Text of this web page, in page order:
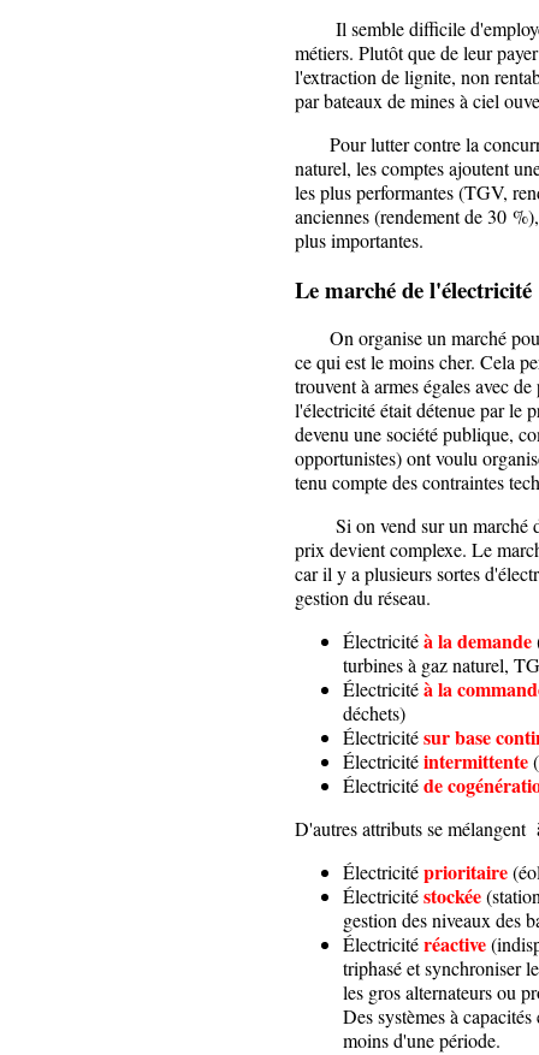
Il semble difficile d'employer
métiers. Plutôt que de leur
l'extraction de lignite, non
par bateaux de mines à ciel
Pour lutter contre la
naturel, les comptes ajoutent
les plus performantes (TGV,
anciennes (rendement de 30
plus importantes.
Lemarchéde l'électricité
On organise un marché
ce qui est le moins cher. Cela
trouvent à armes égales avec
l'électricité était détenue par le
devenu une société publique,
opportunistes) ont voulu
tenu compte des contraintes
Si on vend sur un marché
prix devient complexe. Le
car il y a plusieurs sortes
gestion du réseau.
Électricitéà la demande
turbines à gaz naturel,
Électricitéà la
déchets)
Électricitésur base
Électricitéintermittente
Électricitéde
D'autres attributs se mélangent
Électricitéprioritaire
Électricitéstockée
gestion des niveaux des
Électricitéréactive
triphasé et synchroniser
les gros alternateurs ou
Des systèmes à
moins d'une période.